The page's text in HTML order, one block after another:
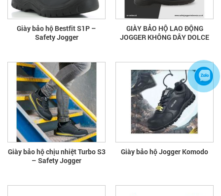
Giày bảo hộ Bestfit S1P –
Safety Jogger
GIÀY BẢO HỘ LAO ĐỘNG
JOGGER KHÔNG DÂY DOLCE
Giày bảo hộ chịu nhiệt Turbo S3
– Safety Jogger
Giày bảo hộ Jogger Komodo